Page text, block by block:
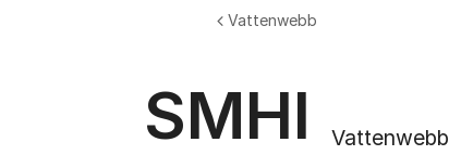
SMHI Vattenwebb
Vattenwebb